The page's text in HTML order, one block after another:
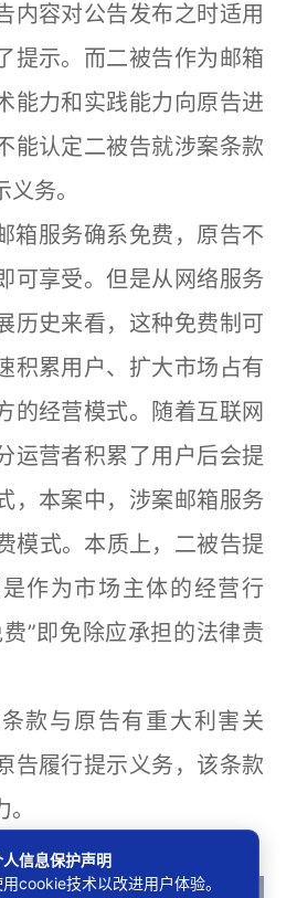
内容对公告发布之时适用
提示。而二被告作为邮箱
能力和实践能力向原告进
能认定二被告就涉案条款
务。
服务确系免费，原告不
可享受。但是从网络服务
历史来看，这种免费制可
积累用户、扩大市场占有
的经营模式。随着互联网
运营者积累了用户后会提
，本案中，涉案邮箱服务
模式。本质上，二被告提
作为市场主体的经营行
”即免除应承担的法律责
与原告有重大利害关
告履行提示义务，该条款
人信息保护声明
cookie技术以改进用户体验。